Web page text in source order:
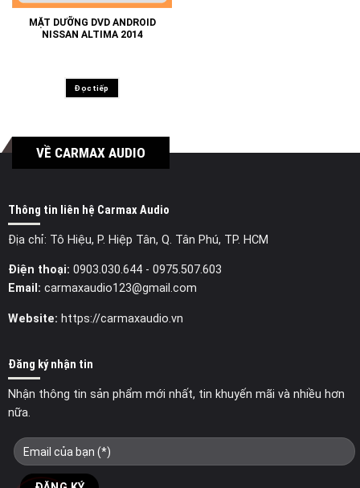
MẶT DƯỠNG DVD ANDROID
NISSAN ALTIMA 2014
Đọc tiếp
VỀ CARMAX AUDIO
Thông tin liên hệ Carmax Audio
Địa chỉ: Tô Hiệu, P. Hiệp Tân, Q. Tân Phú, TP. HCM
Điện thoại: 0903.030.644- 0975.507.603
Email: carmaxaudio123@gmail.com
Website: https://carmaxaudio.vn
Đăng ký nhận tin
Nhận thông tin sản phẩm mới nhất, tin khuyến mãi và nhiều hơn
nữa.